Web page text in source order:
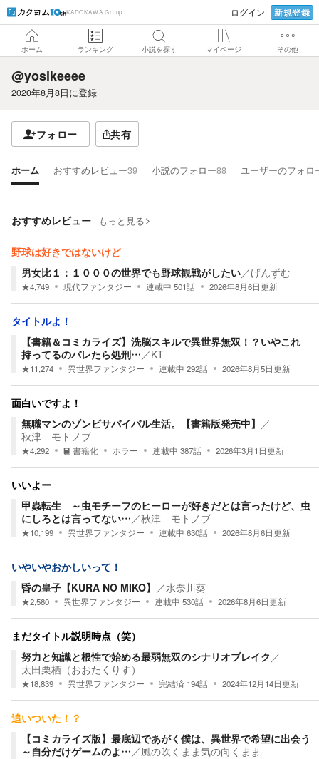
KADOKAWA Group ログイン 新規登録
ホーム ランキング 小説を探す マイページ その他
@yosikeeee
2020年8月8日に登録
フォロー 共有
ホーム おすすめレビュー39 小説のフォロー88 ユーザーのフォロ
おすすめレビュー もっと見る
野球は好きではないけど
男女比１：１０００の世界でも野球観戦がしたい／げんずむ
★4,749 現代ファンタジー 連載中 501話 2026年8月6日更新
タイトルよ！
【書籍＆コミカライズ】洗脳スキルで異世界無双！？いやこれ
持ってるのバレたら処刑…／KT
★11,274 異世界ファンタジー 連載中 292話 2026年8月5日更新
面白いですよ！
無職マンのゾンビサバイバル生活。【書籍版発売中】 ／
秋津 モトノブ
★4,292 書籍化 ホラー 連載中 387話 2026年3月1日更新
いいよー
甲蟲転生 ～虫モチーフのヒーローが好きだとは言ったけど、虫
にしろとは言ってない…／秋津 モトノブ
★10,199 異世界ファンタジー 連載中 630話 2026年8月6日更新
いやいやおかしいって！
昏の皇子【KURA NO MIKO】 ／水奈川葵
★2,580 異世界ファンタジー 連載中 530話 2026年8月6日更新
まだタイトル説明時点（笑）
努力と知識と根性で始める最弱無双のシナリオブレイク ／
太田栗栖（おおたくりす）
★18,839 異世界ファンタジー 完結済 194話 2024年12月14日更新
追いついた！？
【コミカライズ版】最底辺であがく僕は、異世界で希望に出会う
～自分だけゲームのよ…／風の吹くまま気の向くまま